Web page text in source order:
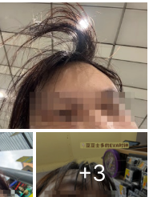
+3